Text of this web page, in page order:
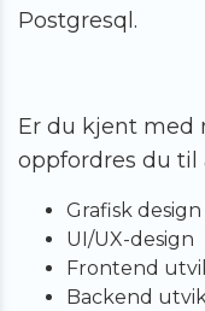
Postgresql.
Er du kjent med
oppfordres du til
Grafisk
UI/UX-design
Frontend
Backend